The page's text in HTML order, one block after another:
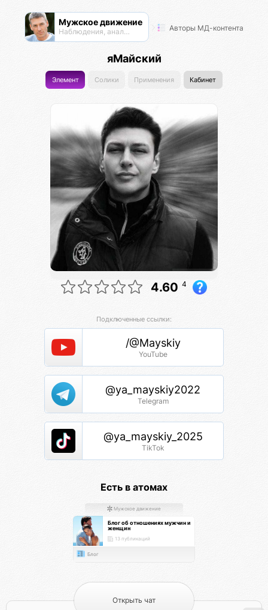
Мужское движение
Наблюдения, анализ, обсуждения Авторы МД-контента
яМайский
Элемент Солики Применения Кабинет
4.60 4
Подключенные ссылки:
/@Mayskiy
YouTube
@ya_mayskiy2022
Telegram
@ya_mayskiy_2025
TikTok
Есть в атомах
Мужское движение
Блог об отношениях мужчин и
женщин
13 публикаций
Блог
Открыть чат